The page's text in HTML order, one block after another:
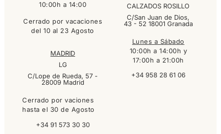
10:00h a 14:00
Cerrado por vacaciones
del 10 al 23 Agosto
MADRID
LG
C/Lope de Rueda, 57 -
28009 Madrid
Cerrado por vaciones
hasta el 30 de Agosto
+34 91 573 30 30
CALZADOS ROSILLO
C/San Juan de Dios,
43 - 52 18001 Granada
Lunes a Sábado
10:00h a 14:00h y
17:00h a 21:00h
+34 958 28 61 06